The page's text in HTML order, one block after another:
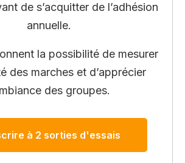
de s’acquitter de l’adhésion
annuelle.
la possibilité de mesurer
des marches et d’apprécier
des groupes.
à 2 sorties d'essais